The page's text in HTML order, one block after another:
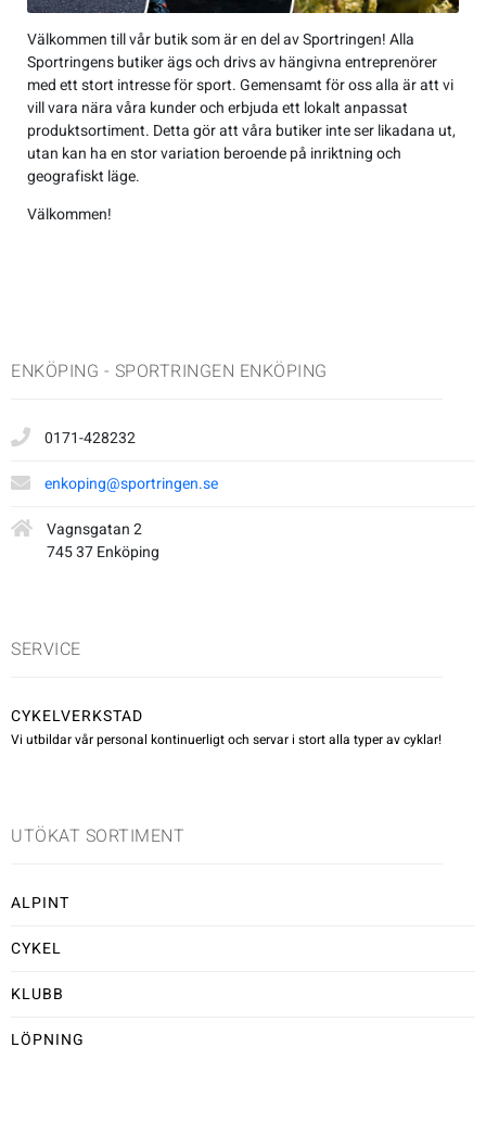
Jackor
Overaller
Regnkläder
T-shirts & linnen
Kängor
Sneakers
Övrigt
Lek & spel
Sporttillbehör
Väskor
Accessoarer
Byxor
Jackor
Regnkläder
Underkläder
Sneakers
Träningsskor
Walkingskor
Cykelskor
Friluftstillbehör
Glasögon
Handskar
Hjälmar
Skridskor
Sporttillbehör
Stavar
Väskor
Accessoarer
Byxor
Jackor
Regnkläder
Underkläder
Träningsskor
Walkingskor
Cykelskor
Gummistövlar
Friluftstillbehör
Glasögon
Handskar
Hjälmar
Skridskor
Sporttillbehör
Stavar
Väskor
Simning
Squash
Alpint
Badminton
Hockey
Lek & spel
Längdåkning
Outdoor
Välkommen till vår butik som är en del av Sportringen! Alla
Sportringens butiker ägs och drivs av hängivna entreprenörer
med ett stort intresse för sport. Gemensamt för oss alla är att vi
vill vara nära våra kunder och erbjuda ett lokalt anpassat
produktsortiment. Detta gör att våra butiker inte ser likadana ut,
utan kan ha en stor variation beroende på inriktning och
geografiskt läge.
Välkommen!
ENKÖPING - SPORTRINGEN ENKÖPING
0171-428232
enkoping@sportringen.se
Vagnsgatan 2
745 37 Enköping
SERVICE
CYKELVERKSTAD
Vi utbildar vår personal kontinuerligt och servar i stort alla typer av cyklar!
UTÖKAT SORTIMENT
ALPINT
CYKEL
KLUBB
LÖPNING